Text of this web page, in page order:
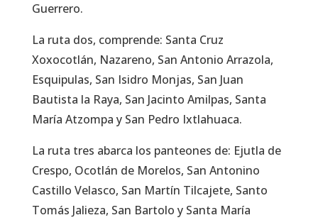
Guerrero.
La ruta dos, comprende: Santa Cruz
Xoxocotlán, Nazareno, San Antonio Arrazola,
Esquipulas, San Isidro Monjas, San Juan
Bautista la Raya, San Jacinto Amilpas, Santa
María Atzompa y San Pedro Ixtlahuaca.
La ruta tres abarca los panteones de: Ejutla de
Crespo, Ocotlán de Morelos, San Antonino
Castillo Velasco, San Martín Tilcajete, Santo
Tomás Jalieza, San Bartolo y Santa María